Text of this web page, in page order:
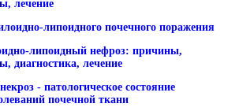
липоидного почечного поражения
- патологическое состояние
почечной ткани